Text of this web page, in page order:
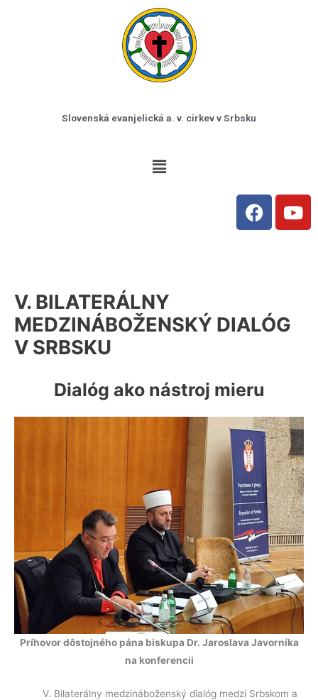
Slovenská evanjelická a. v. cirkev v Srbsku
Menu
F
a
k
Y
o
V. BILATERÁLNY
MEDZINÁBOŽENSKÝ DIALÓG
V SRBSKU
Dialóg ako nástroj mieru
Príhovor dôstojného pána biskupa Dr. Jaroslava Javorníka
na konferencii
V. Bilaterálny medzináboženský dialóg medzi Srbskom a